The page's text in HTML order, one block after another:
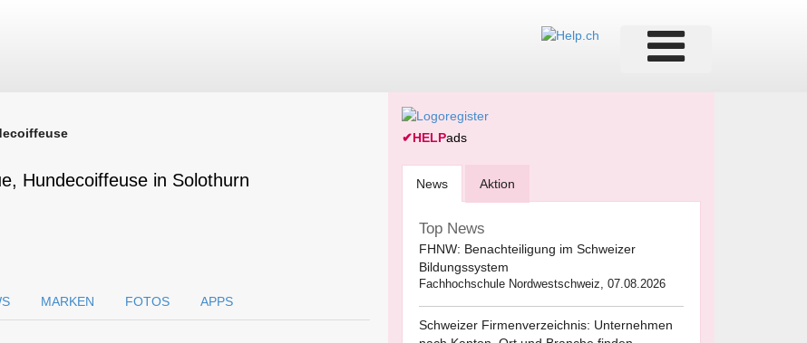
Hundecoiffeuse in Solothurn
MARKEN FOTOS APPS
✔HELPads
News Aktion
Top News
FHNW: Benachteiligung im Schweizer
Bildungssystem
Fachhochschule Nordwestschweiz, 07.08.2026
Schweizer Firmenverzeichnis: Unternehmen